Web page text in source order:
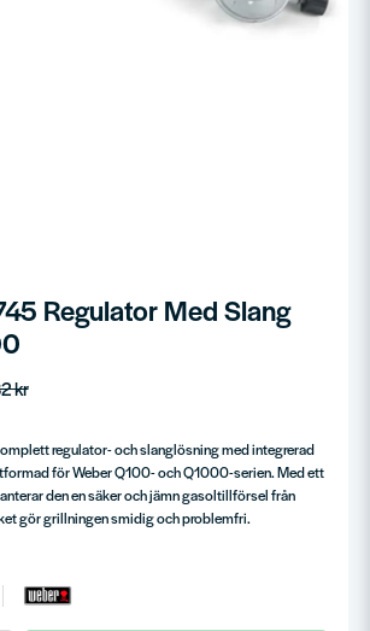
Regulator Med Slang
kr
regulator- och slanglösning med integrerad
för Weber Q100- och Q1000-serien. Med ett
den en säker och jämn gasoltillförsel från
gör grillningen smidig och problemfri.